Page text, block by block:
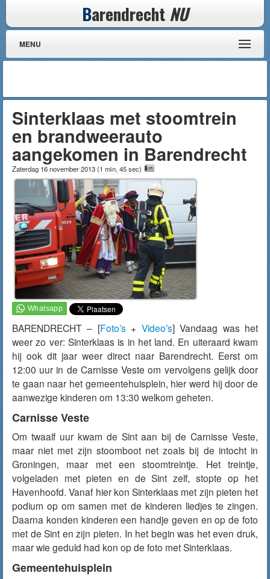
Barendrecht NU
MENU
Sinterklaas met stoomtrein
en brandweerauto
aangekomen in Barendrecht
Zaterdag 16 november 2013(1 min, 45 sec)
BARENDRECHT – [Foto’s+ Video’s]Vandaag was het
weer zo ver: Sinterklaas is in het land. En uiteraard kwam
hij ook dit jaar weer direct naar Barendrecht. Eerst om
12:00 uur in de Carnisse Veste om vervolgens gelijk door
te gaan naar het gemeentehuisplein, hier werd hij door de
aanwezige kinderen om 13:30 welkom geheten.
Carnisse Veste
Om twaalf uur kwam de Sint aan bij de Carnisse Veste,
maar niet met zijn stoomboot net zoals bij de intocht in
Groningen, maar met een stoomtreintje. Het treintje,
volgeladen met pieten en de Sint zelf, stopte op het
Havenhoofd. Vanaf hier kon Sinterklaas met zijn pieten het
podium op om samen met de kinderen liedjes te zingen.
Daarna konden kinderen een handje geven en op de foto
met de Sint en zijn pieten. In het begin was het even druk,
maar wie geduld had kon op de foto met Sinterklaas.
Gemeentehuisplein